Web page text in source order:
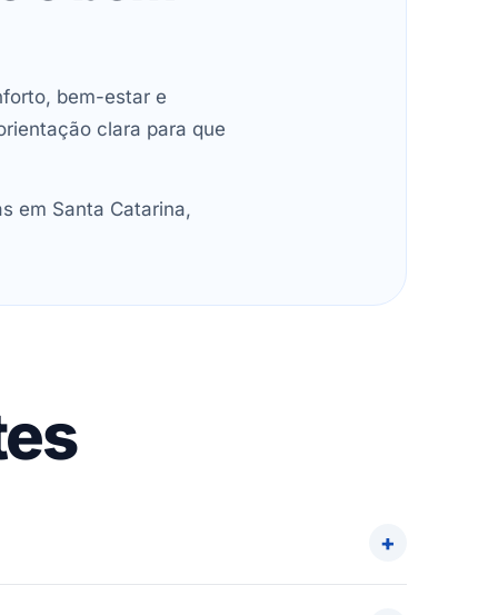
bem-estar e
clara para que
em Santa Catarina,